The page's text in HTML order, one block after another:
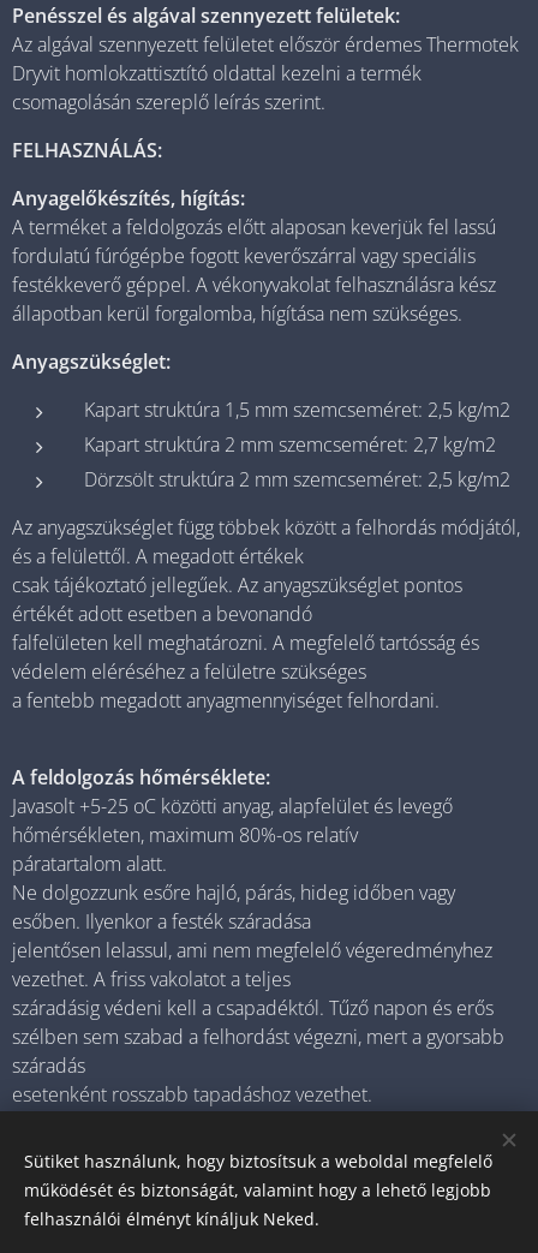
Penésszel és algával szennyezett felületek:
Az algával szennyezett felületet először érdemes Thermotek
Dryvit homlokzattisztító oldattal kezelni a termék
csomagolásán szereplő leírás szerint.
FELHASZNÁLÁS:
Anyagelőkészítés, hígítás:
A terméket a feldolgozás előtt alaposan keverjük fel lassú
fordulatú fúrógépbe fogott keverőszárral vagy speciális
festékkeverő géppel. A vékonyvakolat felhasználásra kész
állapotban kerül forgalomba, hígítása nem szükséges.
Anyagszükséglet:
Kapart struktúra 1,5 mm szemcseméret: 2,5 kg/m2
Kapart struktúra 2 mm szemcseméret: 2,7 kg/m2
Dörzsölt struktúra 2 mm szemcseméret: 2,5 kg/m2
Az anyagszükséglet függ többek között a felhordás módjától,
és a felülettől. A megadott értékek
csak tájékoztató jellegűek. Az anyagszükséglet pontos
értékét adott esetben a bevonandó
falfelületen kell meghatározni. A megfelelő tartósság és
védelem eléréséhez a felületre szükséges
a fentebb megadott anyagmennyiséget felhordani.
A feldolgozás hőmérséklete:
Javasolt +5-25 oC közötti anyag, alapfelület és levegő
hőmérsékleten, maximum 80%-os relatív
páratartalom alatt.
Ne dolgozzunk esőre hajló, párás, hideg időben vagy
esőben. Ilyenkor a festék száradása
jelentősen lelassul, ami nem megfelelő végeredményhez
vezethet. A friss vakolatot a teljes
száradásig védeni kell a csapadéktól. Tűző napon és erős
szélben sem szabad a felhordást végezni, mert a gyorsabb
száradás
esetenként rosszabb tapadáshoz vezethet.
© 2025 Minden jog fenntartva
Sütiket használunk, hogy biztosítsuk a weboldal megfelelő
működését és biztonságát, valamint hogy a lehető legjobb
felhasználói élményt kínáljuk Neked.